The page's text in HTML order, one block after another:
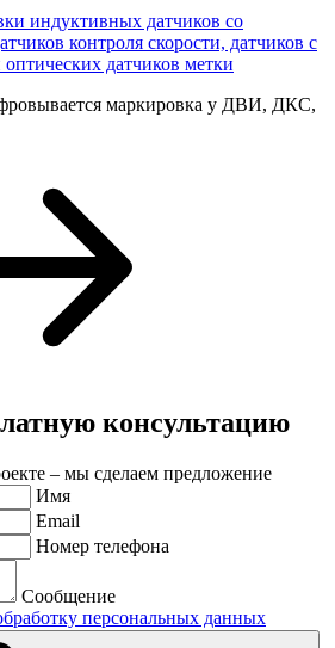
индуктивных датчиков со
контроля скорости, датчиков с
датчиков метки
маркировка у ДВИ, ДКС,
консультацию
– мы сделаем предложение
Имя
Email
Номер телефона
Сообщение
персональных данных